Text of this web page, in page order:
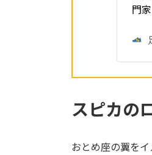
門
スピカの
おとめ座の翼をイ